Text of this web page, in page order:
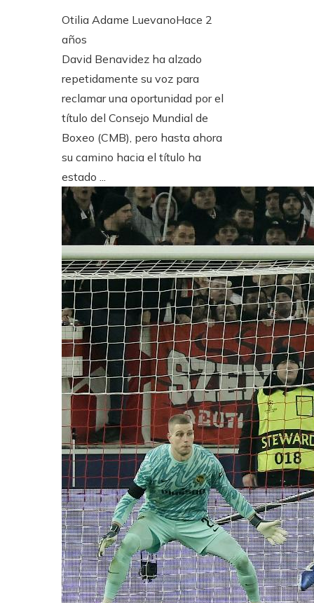
Otilia Adame LuevanoHace 2
años
David Benavidez ha alzado
repetidamente su voz para
reclamar una oportunidad por el
título del Consejo Mundial de
Boxeo (CMB), pero hasta ahora
su camino hacia el título ha
estado ...